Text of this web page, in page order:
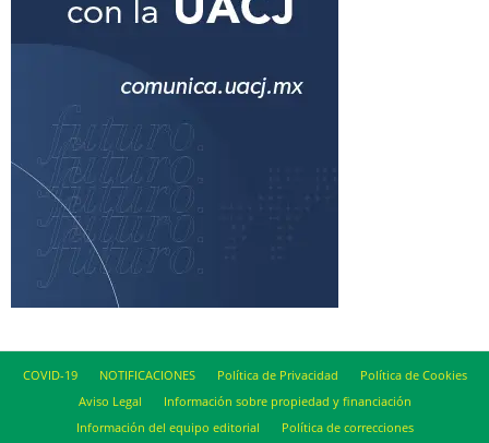
COVID-19 NOTIFICACIONES Política de Privacidad
Política de Cookies
Aviso Legal
Información sobre propiedad y financiación
Información del equipo editorial
Política de correcciones